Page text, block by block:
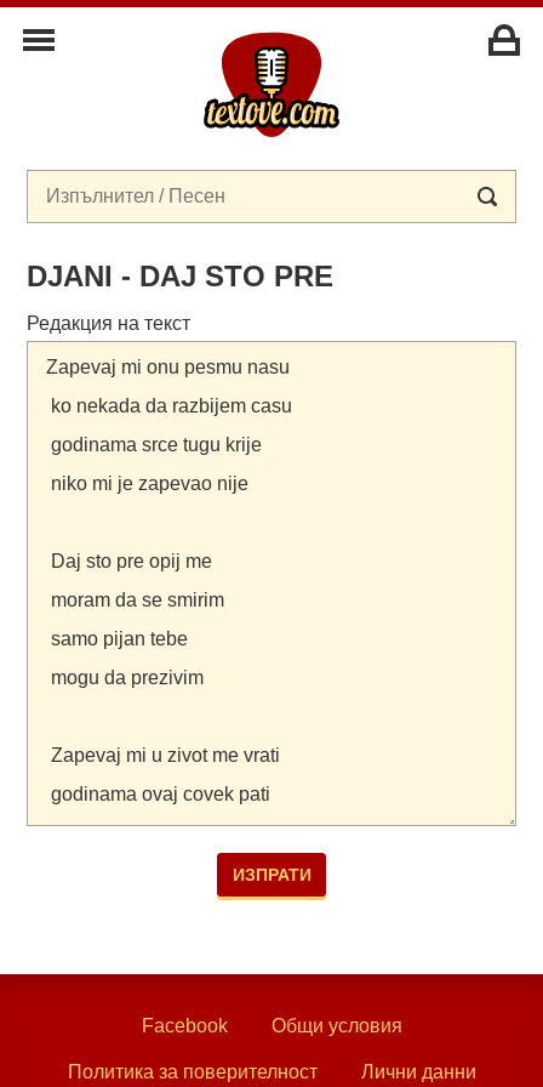
DJANI - DAJ STO PRE
Редакция на текст
Facebook Общи условия
Политика за поверителност Лични данни